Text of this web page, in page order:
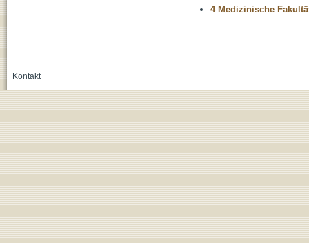
4 Medizinische
Kontakt